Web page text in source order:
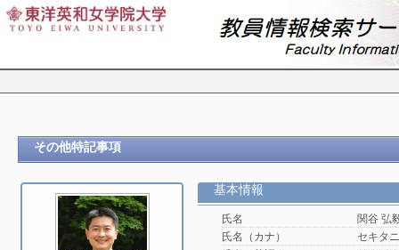
その他特記事項
基本情報
氏名
関谷 弘
氏名（カナ）
セキタ